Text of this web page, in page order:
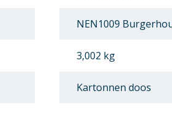
NEN1009
3,002 kg
Kartonnen doos